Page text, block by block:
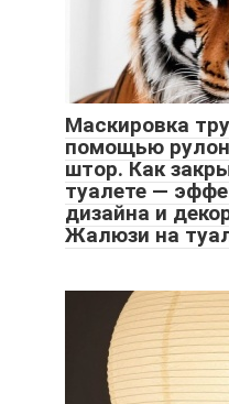
Маскировка
помощью
штор. Как
туалете —
дизайна и
Жалюзи на